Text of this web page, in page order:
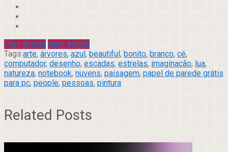
Prev Article Next Article
Tags:arte, árvores, azul, beautiful, bonito, branco, cé,
computador, desenho, escadas, estrelas, imaginação, lua,
natureza, notebook, nuvens, paisagem, papel de parede grátis
para pc, people, pessoas, pintura
Related Posts